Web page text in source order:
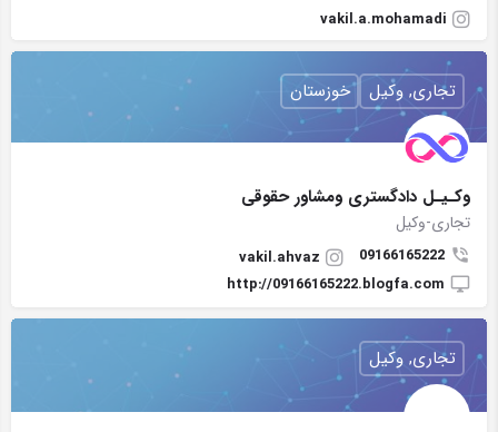
vakil.a.mohamadi
وکـیـل دادگستری ومشاور حقوقی
تجاری-وکیل
09166165222
vakil.ahvaz
http://09166165222.blogfa.com
تجاری, وکیل خوزستان
تجاری, وکیل